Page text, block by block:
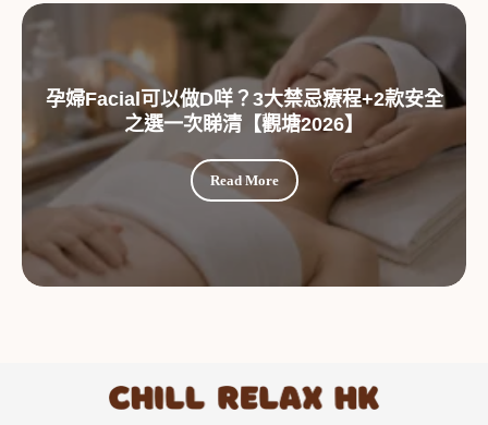
孕婦Facial可以做D咩？3大禁忌療程+2款安全
之選一次睇清【觀塘2026】
Read More